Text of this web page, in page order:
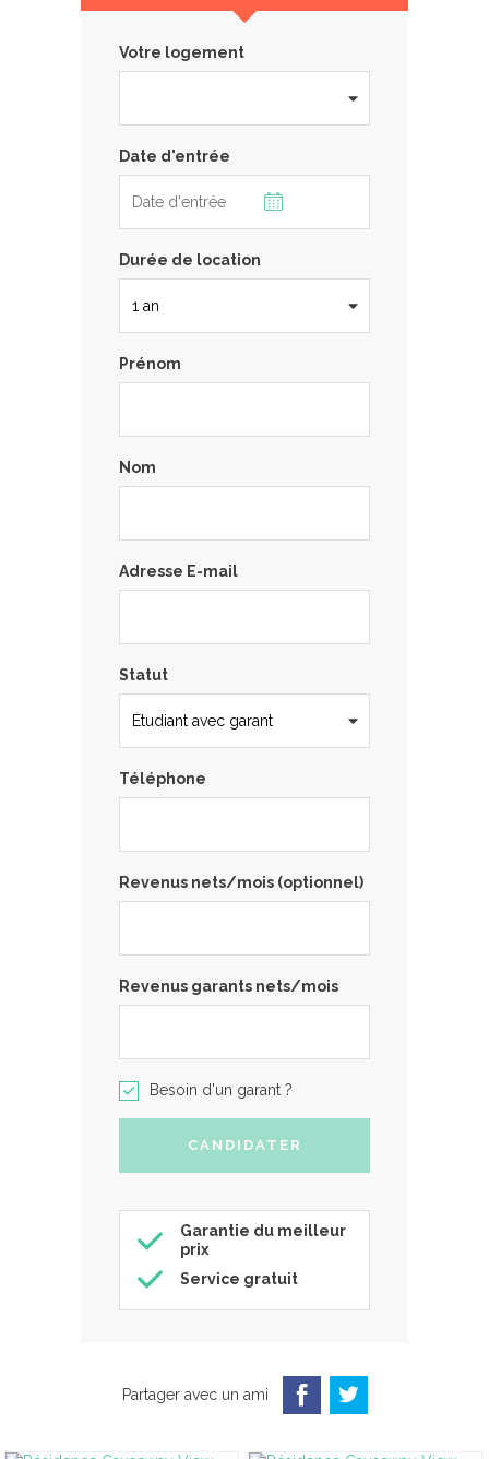
Votre logement
Date d'entrée
Durée de location
Prénom
Nom
Adresse E-mail
Statut
Téléphone
Revenus nets/mois (optionnel)
Revenus garants nets/mois
Besoin d'un garant ?
Garantie du meilleur
prix
Service gratuit
Partager avec un ami